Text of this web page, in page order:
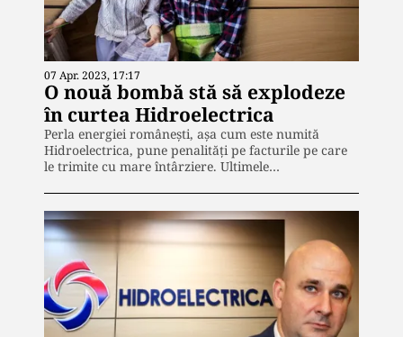
07 Apr. 2023, 17:17
O nouă bombă stă să explodeze
în curtea Hidroelectrica
Perla energiei românești, așa cum este numită
Hidroelectrica, pune penalități pe facturile pe care
le trimite cu mare întârziere. Ultimele…